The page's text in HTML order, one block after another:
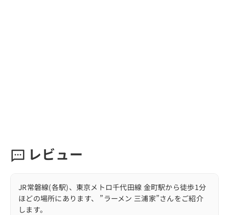
レビュー
JR常磐線(各駅)、東京メトロ千代田線 金町駅から徒歩1分
ほどの場所にあります、 ”ラーメン 三浦家”さんをご紹介
します。